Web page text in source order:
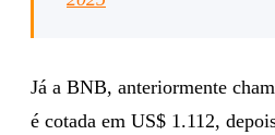
Já a BNB, anteriormente
é cotada em US$ 1.112,